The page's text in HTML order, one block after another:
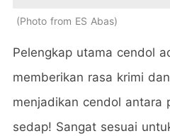
Photo from ES Abas
Pelengkap utama cendol
memberikan rasa krimi
menjadikan cendol antara
sedap! Sangat sesuai